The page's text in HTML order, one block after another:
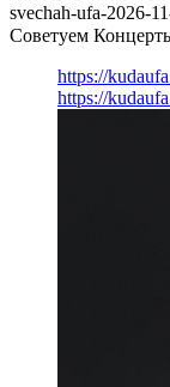
svechah-ufa-2026-
Советуем
https://
https://